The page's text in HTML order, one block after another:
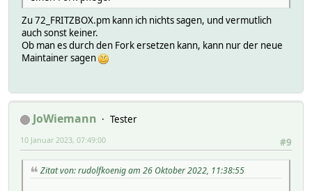
Zu 72_FRITZBOX.pm kann ich nichts sagen, und vermutlich
auch sonst keiner.
Ob man es durch den Fork ersetzen kann, kann nur der neue
Maintainer sagen
JoWiemann
Tester
#9
10 Januar 2023, 07:49:00
Zitat von: rudolfkoenig am 26 Oktober 2022, 11:38:55